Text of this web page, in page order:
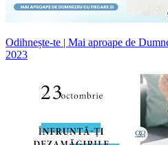
Odihnește-te | Mai aproape de
2023